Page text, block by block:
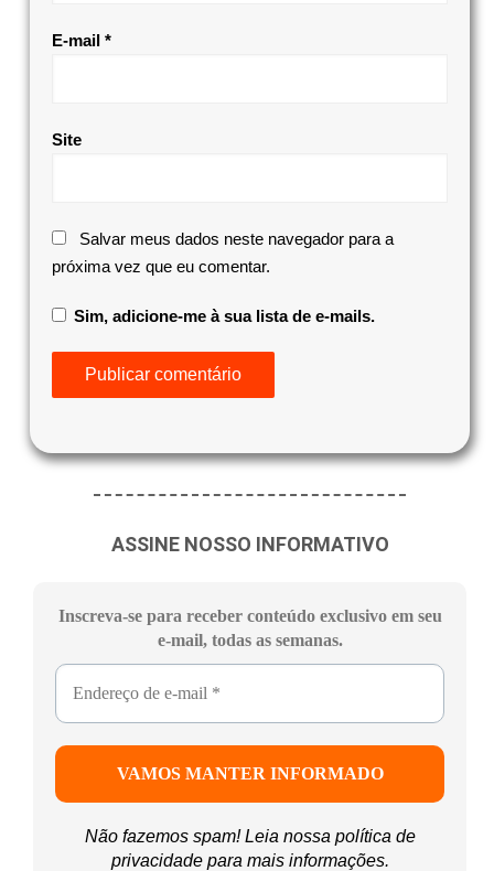
E-mail *
Site
Salvar meus dados neste navegador para a
próxima vez que eu comentar.
Sim, adicione-me à sua lista de e-mails.
ASSINE NOSSO INFORMATIVO
Inscreva-se para receber conteúdo exclusivo em seu
e-mail, todas as semanas.
Não fazemos spam! Leia nossa política de
privacidadepara mais informações.